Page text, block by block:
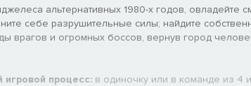
альтернативных 1980-х годов,
себе разрушительные силы; найдите
врагов и огромных боссов, вернув город
игровой процесс: в одиночку или в команде из 4